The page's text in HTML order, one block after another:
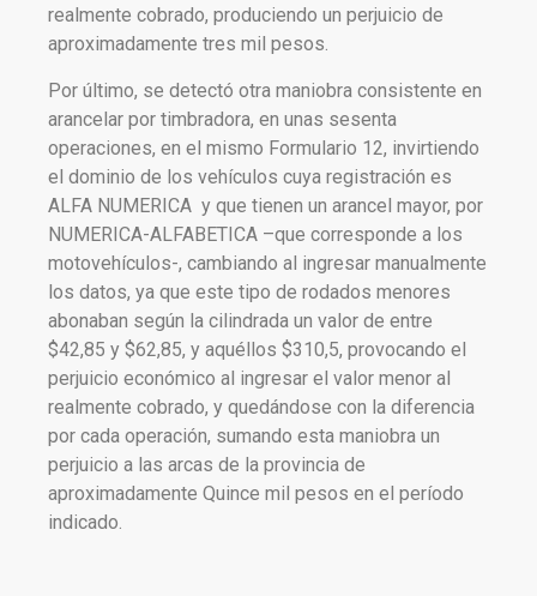
realmente cobrado, produciendo un perjuicio de
aproximadamente tres mil pesos.
Por último, se detectó otra maniobra consistente en
arancelar por timbradora, en unas sesenta
operaciones, en el mismo Formulario 12, invirtiendo
el dominio de los vehículos cuya registración es
ALFA NUMERICA y que tienen un arancel mayor, por
NUMERICA-ALFABETICA –que corresponde a los
motovehículos-, cambiando al ingresar manualmente
los datos, ya que este tipo de rodados menores
abonaban según la cilindrada un valor de entre
$42,85 y $62,85, y aquéllos $310,5, provocando el
perjuicio económico al ingresar el valor menor al
realmente cobrado, y quedándose con la diferencia
por cada operación, sumando esta maniobra un
perjuicio a las arcas de la provincia de
aproximadamente Quince mil pesos en el período
indicado.